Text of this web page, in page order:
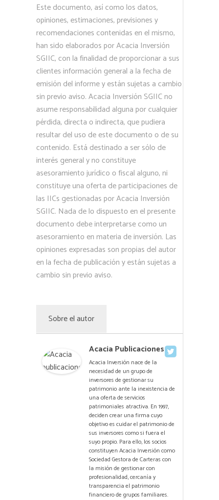
Este documento, así como los datos,
opiniones, estimaciones, previsiones y
recomendaciones contenidas en el mismo,
han sido elaborados por Acacia Inversión
SGIIC, con la finalidad de proporcionar a sus
clientes información general a la fecha de
emisión del informe y están sujetas a cambio
sin previo aviso. Acacia Inversión SGIIC no
asume responsabilidad alguna por cualquier
pérdida, directa o indirecta, que pudiera
resultar del uso de este documento o de su
contenido. Está destinado a ser sólo de
interés general y no constituye
asesoramiento jurídico o fiscal alguno, ni
constituye una oferta de participaciones de
las IICs gestionadas por Acacia Inversión
SGIIC. Nada de lo dispuesto en el presente
documento debe interpretarse como un
asesoramiento en materia de inversión. Las
opiniones expresadas son propias del autor
en la fecha de publicación y están sujetas a
cambio sin previo aviso.
Sobre el autor
Acacia Publicaciones
Acacia Inversión nace de la
necesidad de un grupo de
inversores de gestionar su
patrimonio ante la inexistencia de
una oferta de servicios
patrimoniales atractiva. En 1997,
deciden crear una firma cuyo
objetivo es cuidar el patrimonio de
sus inversores como si fuera el
suyo propio. Para ello, los socios
constituyen Acacia Inversión como
Sociedad Gestora de Carteras con
la misión de gestionar con
profesionalidad, cercanía y
transparencia el patrimonio
financiero de grupos familiares.